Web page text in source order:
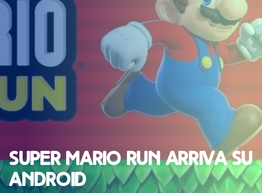
Super Mario Run arriva su
Android